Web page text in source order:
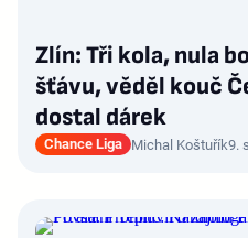
Zlín: Tři kola, nula
šťávu, věděl kouč
dostal dárek
Chance Liga Michal Koštuřík9.